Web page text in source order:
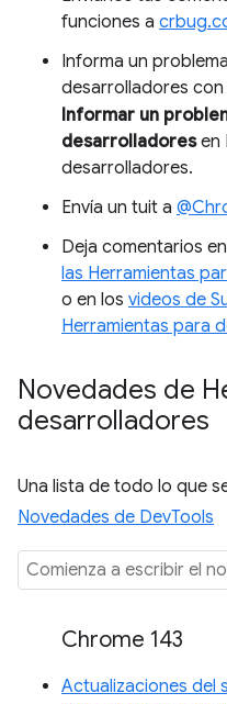
funciones a
Informa un
desarrolladores con
Informar un
desarrolladoresen
desarrolladores.
Envía un tuit a
Deja comentarios
las Herramientas
o en los videos de
Herramientas para
Novedades de
desarrolladores
Una lista de todo lo que
Novedades de DevTools
Chrome 143
Actualizaciones del